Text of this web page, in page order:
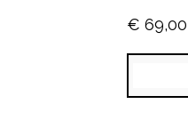
€ 69,00